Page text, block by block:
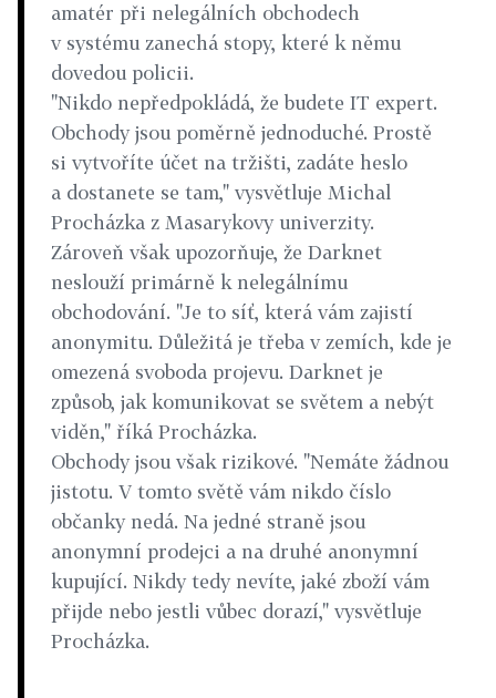
amatér při nelegálních obchodech
v systému zanechá stopy, které k němu
dovedou policii.
"Nikdo nepředpokládá, že budete IT expert.
Obchody jsou poměrně jednoduché. Prostě
si vytvoříte účet na tržišti, zadáte heslo
a dostanete se tam," vysvětluje Michal
Procházka z Masarykovy univerzity.
Zároveň však upozorňuje, že Darknet
neslouží primárně k nelegálnímu
obchodování. "Je to síť, která vám zajistí
anonymitu. Důležitá je třeba v zemích, kde je
omezená svoboda projevu. Darknet je
způsob, jak komunikovat se světem a nebýt
viděn," říká Procházka.
Obchody jsou však rizikové. "Nemáte žádnou
jistotu. V tomto světě vám nikdo číslo
občanky nedá. Na jedné straně jsou
anonymní prodejci a na druhé anonymní
kupující. Nikdy tedy nevíte, jaké zboží vám
přijde nebo jestli vůbec dorazí," vysvětluje
Procházka.